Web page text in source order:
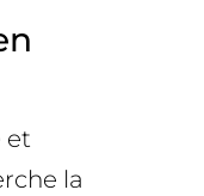
et
la